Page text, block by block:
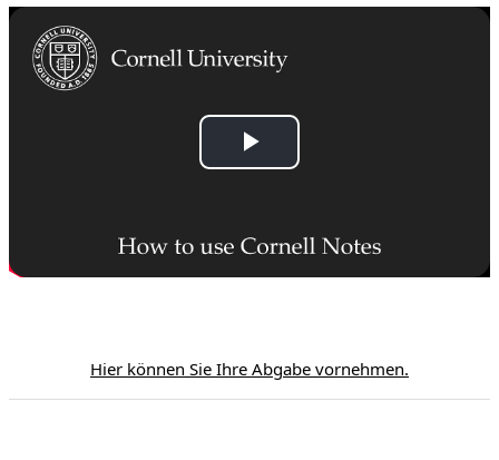
V
d
o
Hier können Sie Ihre Abgabe vornehmen.